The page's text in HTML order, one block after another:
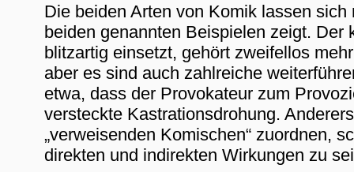
Die beiden Arten von Komik lassen
beiden genannten Beispielen zeigt.
blitzartig einsetzt, gehört zweifellos
aber es sind auch zahlreiche
etwa, dass der Provokateur zum
versteckte Kastrationsdrohung.
„verweisenden Komischen“ zuordnen,
direkten und indirekten Wirkungen zu